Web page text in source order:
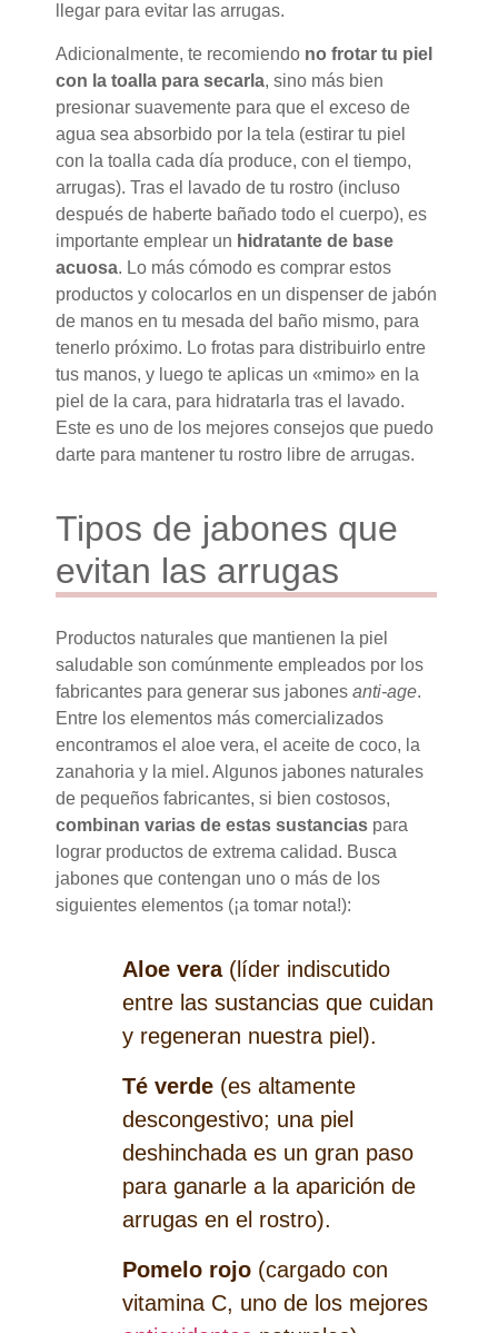
llegar para evitar las arrugas.
Adicionalmente, te recomiendo no frotar tu piel
con la toalla para secarla, sino más bien
presionar suavemente para que el exceso de
agua sea absorbido por la tela (estirar tu piel
con la toalla cada día produce, con el tiempo,
arrugas). Tras el lavado de tu rostro (incluso
después de haberte bañado todo el cuerpo), es
importante emplear un hidratante de base
acuosa. Lo más cómodo es comprar estos
productos y colocarlos en un dispenser de jabón
de manos en tu mesada del baño mismo, para
tenerlo próximo. Lo frotas para distribuirlo entre
tus manos, y luego te aplicas un «mimo» en la
piel de la cara, para hidratarla tras el lavado.
Este es uno de los mejores consejos que puedo
darte para mantener tu rostro libre de arrugas.
Tipos de jabones que
evitan las arrugas
Productos naturales que mantienen la piel
saludable son comúnmente empleados por los
fabricantes para generar sus jabones anti-age.
Entre los elementos más comercializados
encontramos el aloe vera, el aceite de coco, la
zanahoria y la miel. Algunos jabones naturales
de pequeños fabricantes, si bien costosos,
combinan varias de estas sustancias para
lograr productos de extrema calidad. Busca
jabones que contengan uno o más de los
siguientes elementos (¡a tomar nota!):
Aloe vera(líder indiscutido
entre las sustancias que cuidan
y regeneran nuestra piel).
Té verde (es altamente
descongestivo; una piel
deshinchada es un gran paso
para ganarle a la aparición de
arrugas en el rostro).
Pomelo rojo (cargado con
vitamina C, uno de los mejores